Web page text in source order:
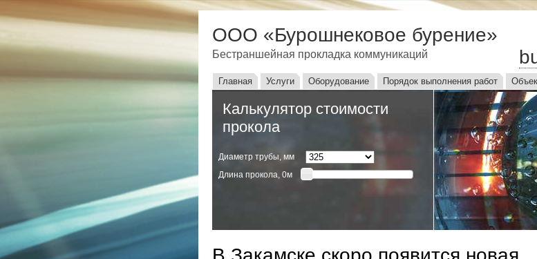
ООО «Бурошнековое бурение»
Бестраншейная прокладка коммуникаций
Главное меню
Главная Услуги Оборудование Порядок выполнения работ
Калькулятор стоимости
прокола
Диаметр трубы, мм
Длина прокола, 0м